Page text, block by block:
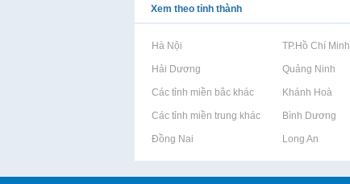
Xem theo tỉnh thành
Rao vặt tại Hà Nội Rao vặt tại TP.Hồ Chí Minh
Rao vặt tại Hải Dương Rao vặt tại Quảng Ninh
Rao vặt tại Các tỉnh miền bắc khácRao vặt tại Khánh Hoà
Rao vặt tại Các tỉnh miền trung khácRao vặt tại Bình Dương
Rao vặt tại Đồng Nai Rao vặt tại Long An